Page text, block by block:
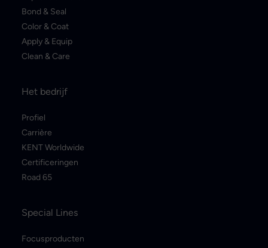
Bond & Seal
Color & Coat
Apply & Equip
Clean & Care
Het bedrijf
Profiel
Carrière
KENT Worldwide
Certificeringen
Road 65
Special Lines
Focusproducten